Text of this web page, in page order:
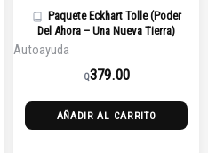
Paquete Eckhart Tolle (Poder
Del Ahora – Una Nueva Tierra)
Autoayuda
Q379.00
AÑADIR AL CARRITO